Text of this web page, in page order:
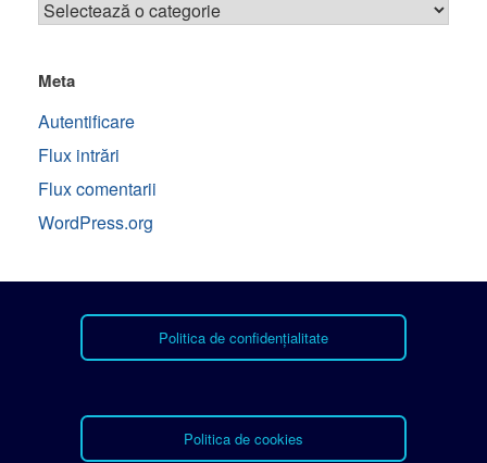
Meta
Autentificare
Flux intrări
Flux comentarii
WordPress.org
Politica de confidențialitate
Politica de cookies